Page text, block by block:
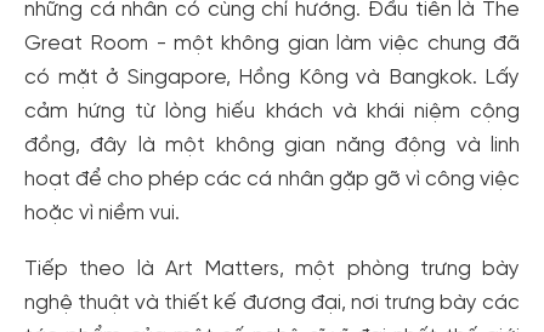
những cá nhân có cùng chí hướng. Đầu tiên là The
Great Room - một không gian làm việc chung đã
có mặt ở Singapore, Hồng Kông và Bangkok. Lấy
cảm hứng từ lòng hiếu khách và khái niệm cộng
đồng, đây là một không gian năng động và linh
hoạt để cho phép các cá nhân gặp gỡ vì công việc
hoặc vì niềm vui.
Tiếp theo là Art Matters, một phòng trưng bày
nghệ thuật và thiết kế đương đại, nơi trưng bày các